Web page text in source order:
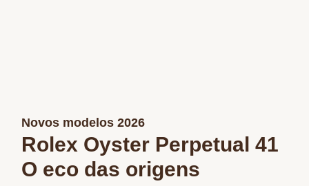
Novos modelos 2026
Rolex Oyster Perpetual 41
O eco das origens